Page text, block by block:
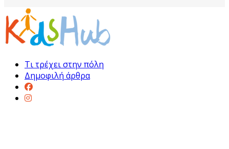
Τι τρέχει στην πόλη
Δημοφιλή άρθρα